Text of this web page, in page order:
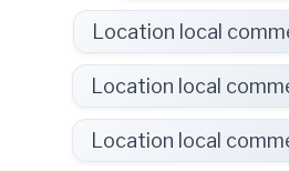
Location local
Location local
Location local